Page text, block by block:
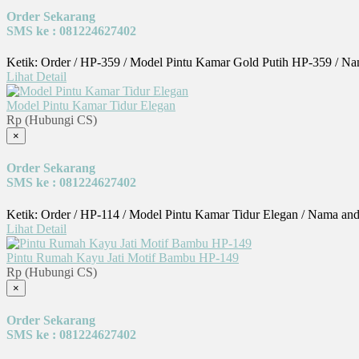
Order Sekarang
SMS ke : 081224627402
Ketik: Order / HP-359 / Model Pintu Kamar Gold Putih HP-359 /
Lihat Detail
Model Pintu Kamar Tidur Elegan
Rp (Hubungi CS)
×
Order Sekarang
SMS ke : 081224627402
Ketik: Order / HP-114 / Model Pintu Kamar Tidur Elegan / Nama
Lihat Detail
Pintu Rumah Kayu Jati Motif Bambu HP-149
Rp (Hubungi CS)
×
Order Sekarang
SMS ke : 081224627402